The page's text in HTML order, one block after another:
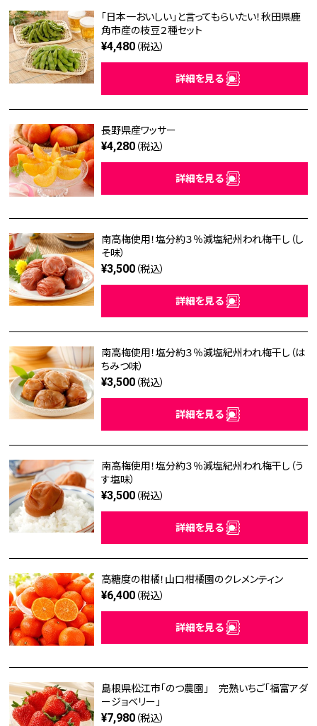
「日本一おいしい」と言ってもらいたい！秋田県鹿
角市産の枝豆２種セット
¥4,480 （税込）
詳細を見る
長野県産ワッサー
¥4,280 （税込）
詳細を見る
南高梅使用！塩分約３％減塩紀州われ梅干し（し
そ味）
¥3,500 （税込）
詳細を見る
南高梅使用！塩分約３％減塩紀州われ梅干し（は
ちみつ味）
¥3,500 （税込）
詳細を見る
南高梅使用！塩分約３％減塩紀州われ梅干し（う
す塩味）
¥3,500 （税込）
詳細を見る
高糖度の柑橘！山口柑橘園のクレメンティン
¥6,400 （税込）
詳細を見る
島根県松江市「のつ農園」 完熟いちご「福富アダ
ージョベリー」
¥7,980 （税込）